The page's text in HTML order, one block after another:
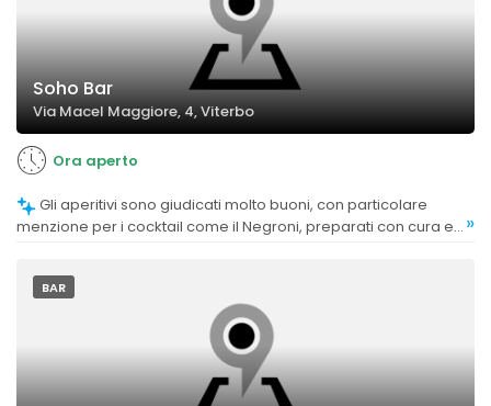
Soho Bar
Via Macel Maggiore, 4, Viterbo
Ora aperto
menzione per i cocktail come il Negroni, preparati con cura e
»
BAR